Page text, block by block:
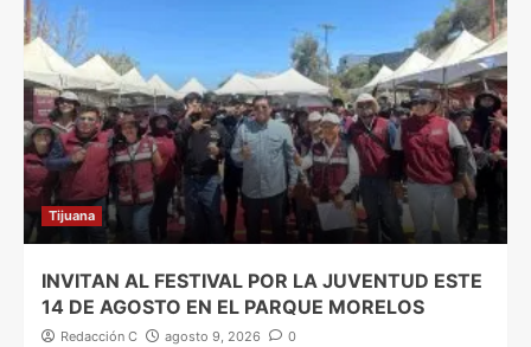
Tijuana
INVITAN AL FESTIVAL POR LA JUVENTUD ESTE
14 DE AGOSTO EN EL PARQUE MORELOS
Redacción C agosto 9, 2026 0